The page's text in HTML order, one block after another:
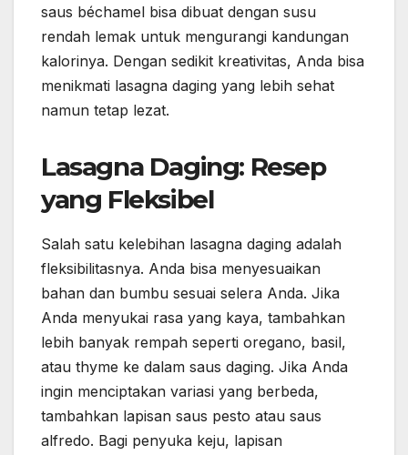
saus béchamel bisa dibuat dengan susu
rendah lemak untuk mengurangi kandungan
kalorinya. Dengan sedikit kreativitas, Anda bisa
menikmati lasagna daging yang lebih sehat
namun tetap lezat.
Lasagna Daging: Resep
yang Fleksibel
Salah satu kelebihan lasagna daging adalah
fleksibilitasnya. Anda bisa menyesuaikan
bahan dan bumbu sesuai selera Anda. Jika
Anda menyukai rasa yang kaya, tambahkan
lebih banyak rempah seperti oregano, basil,
atau thyme ke dalam saus daging. Jika Anda
ingin menciptakan variasi yang berbeda,
tambahkan lapisan saus pesto atau saus
alfredo. Bagi penyuka keju, lapisan